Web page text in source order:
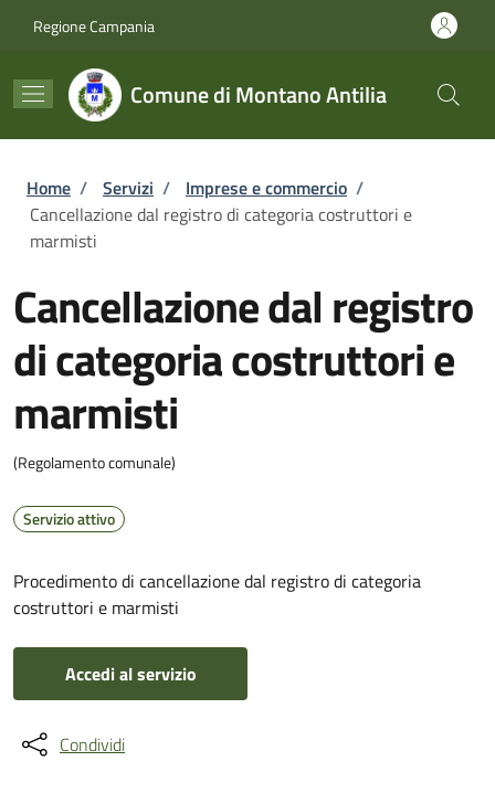
Regione Campania
Comune di Montano Antilia
Briciole di pane
Home / Servizi / Imprese e commercio /
Cancellazione dal registro di categoria costruttori e
marmisti
Cancellazione dal registro
di categoria costruttori e
marmisti
(Regolamento comunale)
Servizio attivo
Procedimento di cancellazione dal registro di categoria
costruttori e marmisti
Accedi al servizio
Condividi